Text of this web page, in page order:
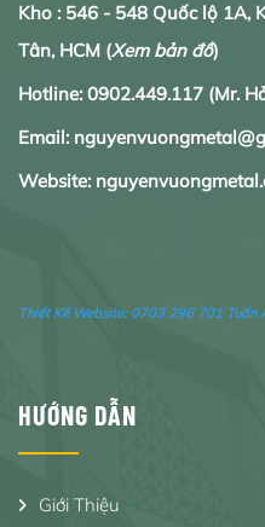
Kho : 546 - 548 Quốc lộ 1A,
Tân, HCM (Xem bản đồ)
Hotline: 0902.449.117 (Mr.
Email:
Website:
Thiết Kế Website: 0703 296 701 Tuấn
HƯỚNG DẪN
Giới Thiệu